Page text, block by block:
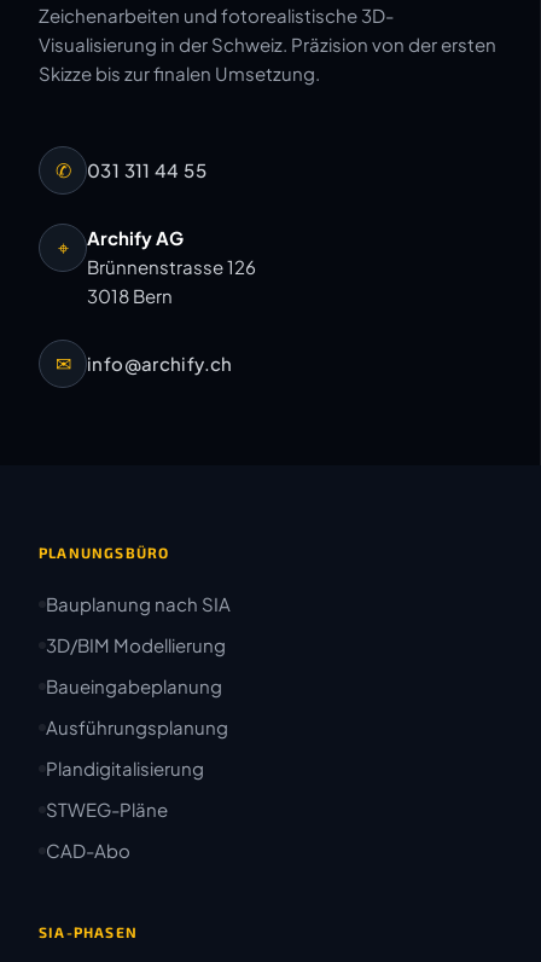
Zeichenarbeiten und fotorealistische 3D-
Visualisierung in der Schweiz. Präzision von der ersten
Skizze bis zur finalen Umsetzung.
✆ 031 311 44 55
⌖
Archify AG
Brünnenstrasse 126
3018 Bern
✉ info@archify.ch
PLANUNGSBÜRO
Bauplanung nach SIA
3D/BIM Modellierung
Baueingabeplanung
Ausführungsplanung
Plandigitalisierung
STWEG-Pläne
CAD-Abo
SIA-PHASEN